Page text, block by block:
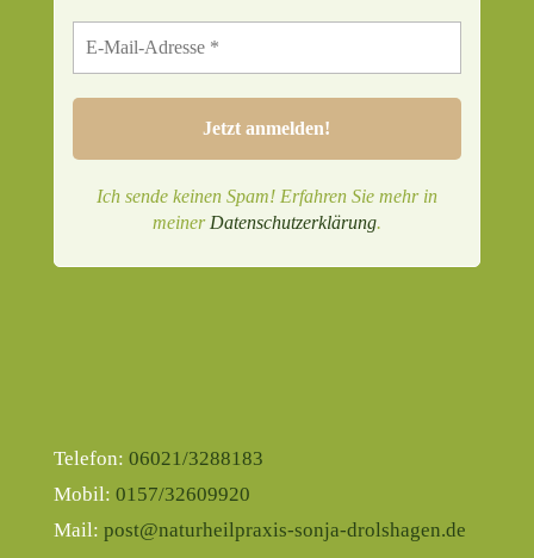
Ich sende keinen Spam! Erfahren Sie mehr in
meiner Datenschutzerklärung.
Telefon: 06021/3288183
Mobil: 0157/32609920
Mail: post@naturheilpraxis-sonja-drolshagen.de